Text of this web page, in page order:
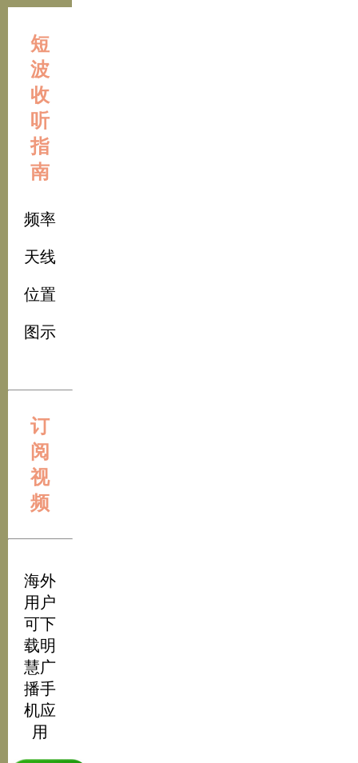
短
波
收
听
指
南
频率
天线
位置
图示
订
阅
视
频
海外
用户
可下
载明
慧广
播手
机应
用